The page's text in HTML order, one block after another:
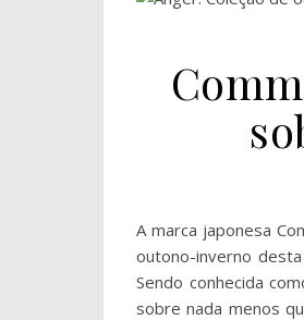
A marca japonesa
outono-inverno
Sendo conhecida
sobre nada menos